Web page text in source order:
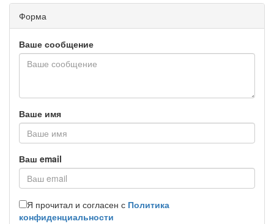
Форма
Ваше сообщение
Ваше имя
Ваш email
Я прочитал и согласен с Политика
конфиденциальности